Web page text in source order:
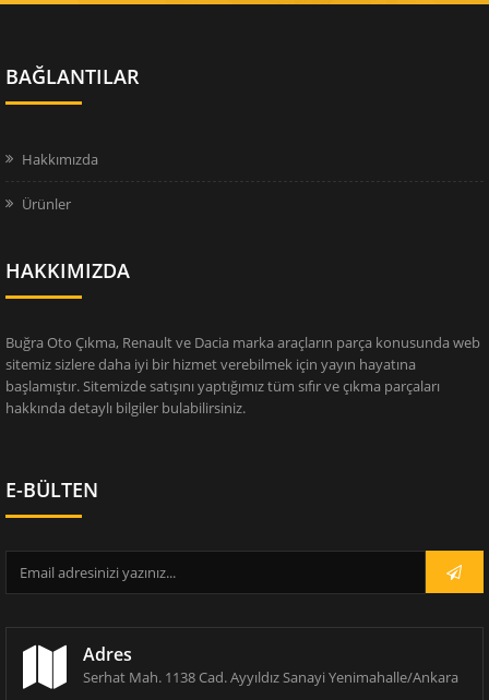
BAĞLANTILAR
Hakkımızda
Ürünler
HAKKIMIZDA
Buğra Oto Çıkma, Renault ve Dacia marka araçların parça konusunda web
sitemiz sizlere daha iyi bir hizmet verebilmek için yayın hayatına
başlamıştır. Sitemizde satışını yaptığımız tüm sıfır ve çıkma parçaları
hakkında detaylı bilgiler bulabilirsiniz.
E-BÜLTEN
Adres
Serhat Mah. 1138 Cad. Ayyıldız Sanayi Yenimahalle/Ankara